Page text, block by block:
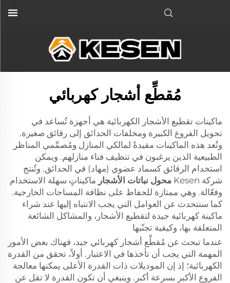
مُقطِّع أشجار كهربائي
ماكينات تقطيع الأشجار الكهربائية هي أجهزة تُساعد في
تحويل الفروع الكبيرة ومخلفات الحدائق إلى رقائق صغيرة.
وتُعد هذه الماكينات مفيدةً لمالكي المنازل ومُصمِّمي المناظر
الطبيعية الذين يرغبون في تنظيف فناء منازلهم. ويمكن
استخدام الرقائق كسماد عضوي (مهاد) في الحدائق. وتُنتج
شركة Kesen
محول نباتات الأشجار ماكيناتٍ سهلة الاستخدام
وفعّالة. وهي ممتازة للحفاظ على نظافة المساحات الخارجية.
كما سنتحدث عن العوامل التي يجب الانتباه إليها عند شراء
ماكينة كهربائية جيدة لتقطيع الأشجار، والمشاكل الشائعة
المتعلقة بها، وكيفية تجنّبها
عندما تبحث عن مُقطِّع أشجار كهربائي جيد، فهناك بعض الأمور
المهمة التي يجب أن تأخذها في الاعتبار. أولاً، تحقق من القدرة
الكهربائية؛ إذ إن الموديلات ذات القدرة الأعلى يمكنها معالجة
الفروع الأكبر بسرعة أكبر. وينبغي أن تكون القدرة لا تقل عن